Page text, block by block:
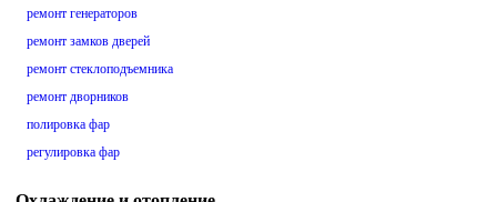
ремонт генераторов
ремонт замков дверей
ремонт стеклоподъемника
ремонт дворников
полировка фар
регулировка фар